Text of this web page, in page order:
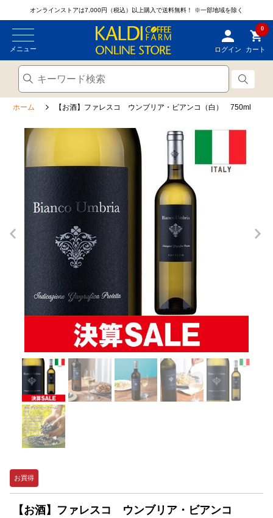
オンラインストアは7,000円（税込）以上購入で送料無料！ ※一部地域を除く
メニュー ログイン
0
カート
ホーム 【お酒】ファレスコ ウンブリア・ビアンコ（白） 750ml
お買得
【お酒】ファレスコ ウンブリア・ビアンコ